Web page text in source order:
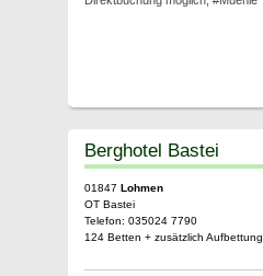
Berghotel Bastei
01847 Lohmen
OT Bastei
Telefon: 035024 7790
124 Betten + zusätzlich Aufbettung